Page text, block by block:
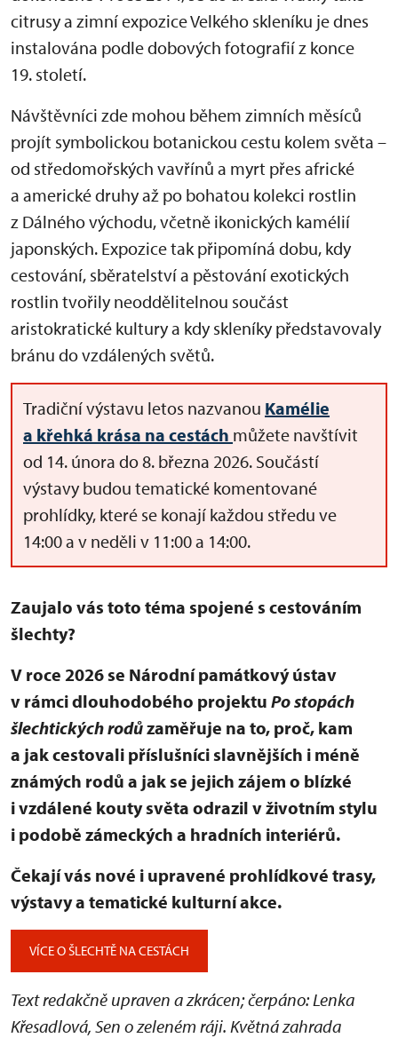
citrusy a zimní expozice Velkého skleníku je dnes
instalována podle dobových fotografií z konce
19. století.
Návštěvníci zde mohou během zimních měsíců
projít symbolickou botanickou cestu kolem světa –
od středomořských vavřínů a myrt přes africké
a americké druhy až po bohatou kolekci rostlin
z Dálného východu, včetně ikonických kamélií
japonských. Expozice tak připomíná dobu, kdy
cestování, sběratelství a pěstování exotických
rostlin tvořily neoddělitelnou součást
aristokratické kultury a kdy skleníky představovaly
bránu do vzdálených světů.
Tradiční výstavu letos nazvanou Kamélie
a křehká krása na cestách můžete navštívit
od 14. února do 8. března 2026. Součástí
výstavy budou tematické komentované
prohlídky, které se konají každou středu ve
14:00 a v neděli v 11:00 a 14:00.
Zaujalo vás toto téma spojené s cestováním
šlechty?
V roce 2026 se Národní památkový ústav
v rámci dlouhodobého projektu Po stopách
šlechtických rodůzaměřuje na to, proč, kam
a jak cestovali příslušníci slavnějších i méně
známých rodů a jak se jejich zájem o blízké
i vzdálené kouty světa odrazil v životním stylu
i podobě zámeckých a hradních interiérů.
Čekají vás nové i upravené prohlídkové trasy,
výstavy a tematické kulturní akce.
VÍCE O ŠLECHTĚ NA CESTÁCH
Text redakčně upraven a zkrácen; čerpáno: Lenka
Křesadlová, Sen o zeleném ráji. Květná zahrada